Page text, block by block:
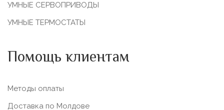
УМНЫЕ СЕРВОПРИВОДЫ
УМНЫЕ ТЕРМОСТАТЫ
Помощь клиентам
Методы оплаты
Доставка по Молдове